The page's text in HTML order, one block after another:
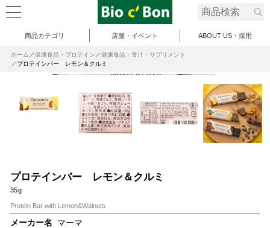
商品カテゴリ 店舗・イベント ABOUT US・採用
ホーム 健康食品・プロテイン
健康食品・青汁・サプリメント
プロテインバー レモン＆クルミ
プロテインバー レモン＆クルミ
35g
Protein Bar with Lemon&Walnuts
メーカー名
マーマ